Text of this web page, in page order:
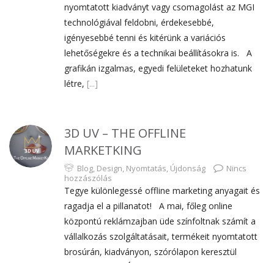
nyomtatott kiadványt vagy csomagolást az MGI
technológiával feldobni, érdekesebbé,
igényesebbé tenni és kitérünk a variációs
lehetőségekre és a technikai beállításokra is. A
grafikán izgalmas, egyedi felületeket hozhatunk
létre, [...]
3D UV – THE OFFLINE
MARKETKING
Blog, Design, Nyomtatás, Újdonság
Nincs
hozzászólás
Tegye különlegessé offline marketing anyagait és
ragadja el a pillanatot! A mai, főleg online
központú reklámzajban üde színfoltnak számít a
vállalkozás szolgáltatásait, termékeit nyomtatott
brosúrán, kiadványon, szórólapon keresztül